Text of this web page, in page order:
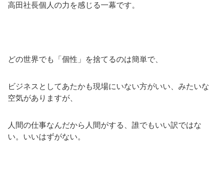
高田社長個人の力を感じる一幕です。
どの世界でも「個性」を捨てるのは簡単で、
ビジネスとしてあたかも現場にいない方がいい、みたいな
空気がありますが、
人間の仕事なんだから人間がする、誰でもいい訳ではな
い。いいはずがない。